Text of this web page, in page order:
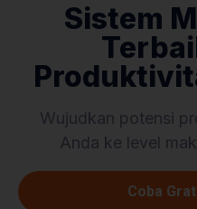
Sistem
Wujudkan potensi
Anda ke level
Coba